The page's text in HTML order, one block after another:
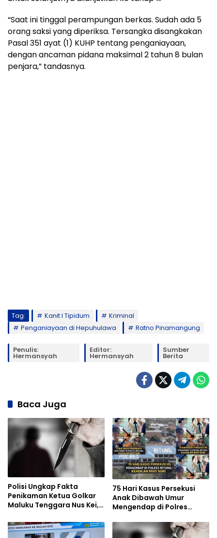
“Saat ini tinggal perampungan berkas. Sudah ada 5
orang saksi yang diperiksa. Tersangka disangkakan
Pasal 351 ayat (1) KUHP tentang penganiayaan,
dengan ancaman pidana maksimal 2 tahun 8 bulan
penjara,” tandasnya.
Tag: Kanit I Tipidum
Kriminal
Penganiayaan di Hepuhulawa
Ratno Pinamangung
Penulis:
Hermansyah
Editor:
Hermansyah
Sumber
Berita
Baca Juga
Polisi Ungkap Fakta
Penikaman Ketua Golkar
Maluku Tenggara Nus Kei,
75 Hari Kasus Persekusi
Anak Dibawah Umur
Mengendap di Polres
Keadilan Mati Suri